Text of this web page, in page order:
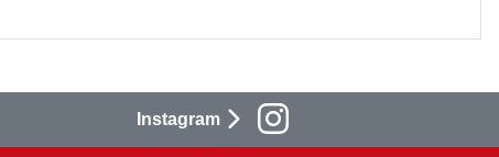
Instagram